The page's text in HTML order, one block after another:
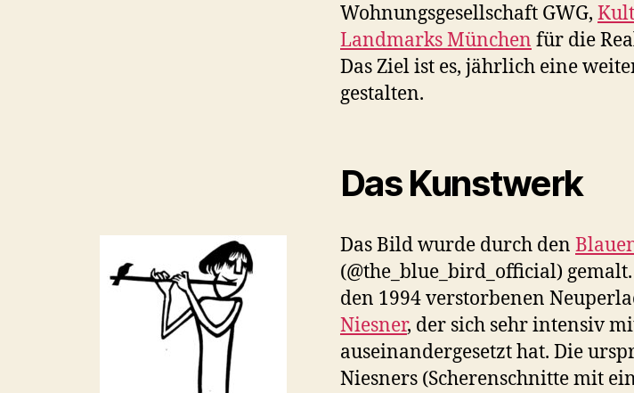
Wohnungsgesellschaft GWG,
Landmarks München für die
Das Ziel ist es, jährlich eine
gestalten.
Das Kunstwerk
Das Bild wurde durch den
(@the_blue_bird_official)
den 1994 verstorbenen
Niesner, der sich sehr intensiv
auseinandergesetzt hat. Die
Niesners (Scherenschnitte mit